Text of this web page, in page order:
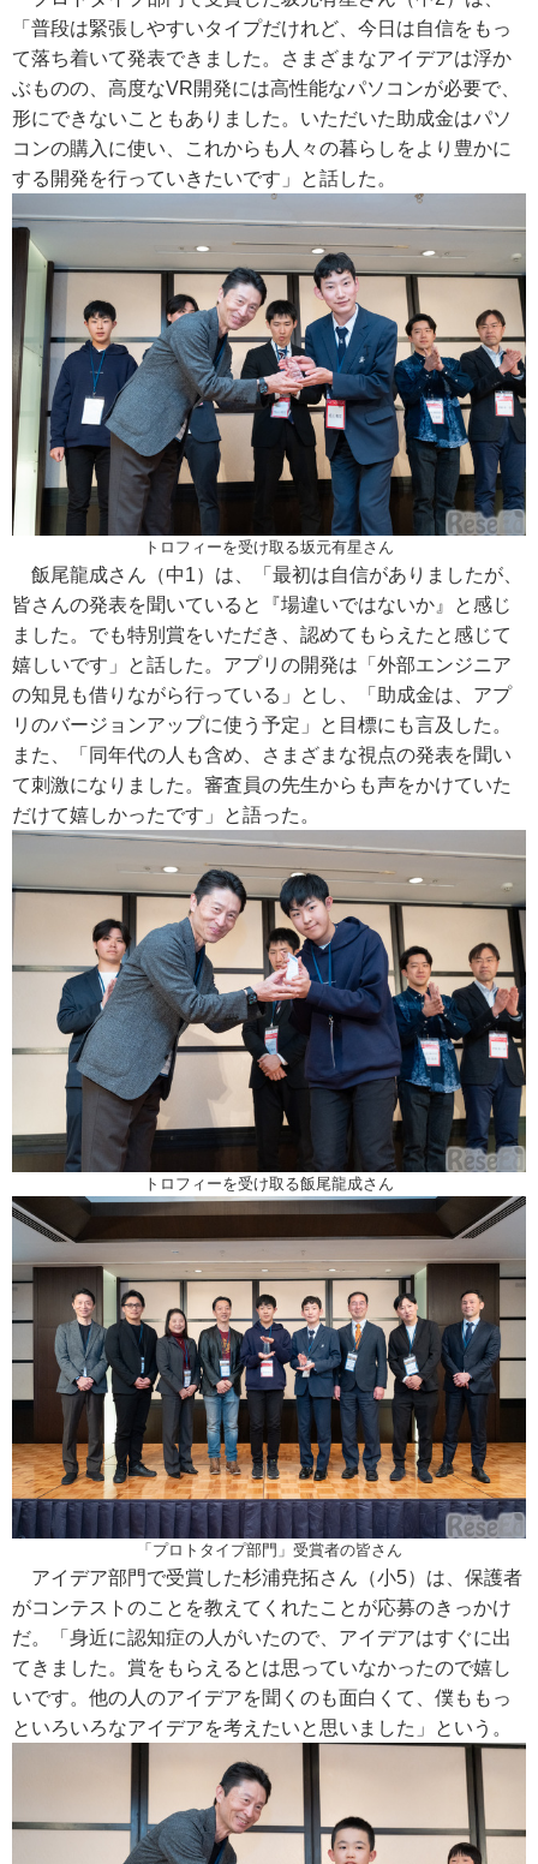
「普段は緊張しやすいタイプだけれど、今日は自信をもっ
て落ち着いて発表できました。さまざまなアイデアは浮か
ぶものの、高度なVR開発には高性能なパソコンが必要で、
形にできないこともありました。いただいた助成金はパソ
コンの購入に使い、これからも人々の暮らしをより豊かに
する開発を行っていきたいです」と話した。
トロフィーを受け取る坂元有星さん
飯尾龍成さん（中1）は、「最初は自信がありましたが、
皆さんの発表を聞いていると『場違いではないか』と感じ
ました。でも特別賞をいただき、認めてもらえたと感じて
嬉しいです」と話した。アプリの開発は「外部エンジニア
の知見も借りながら行っている」とし、「助成金は、アプ
リのバージョンアップに使う予定」と目標にも言及した。
また、「同年代の人も含め、さまざまな視点の発表を聞い
て刺激になりました。審査員の先生からも声をかけていた
だけて嬉しかったです」と語った。
トロフィーを受け取る飯尾龍成さん
「プロトタイプ部門」受賞者の皆さん
アイデア部門で受賞した杉浦尭拓さん（小5）は、保護者
がコンテストのことを教えてくれたことが応募のきっかけ
だ。「身近に認知症の人がいたので、アイデアはすぐに出
てきました。賞をもらえるとは思っていなかったので嬉し
いです。他の人のアイデアを聞くのも面白くて、僕ももっ
といろいろなアイデアを考えたいと思いました」という。